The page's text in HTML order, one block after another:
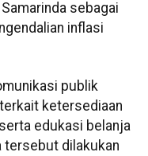
sebagai
inflasi
publik
ketersediaan
edukasi belanja
tersebut dilakukan